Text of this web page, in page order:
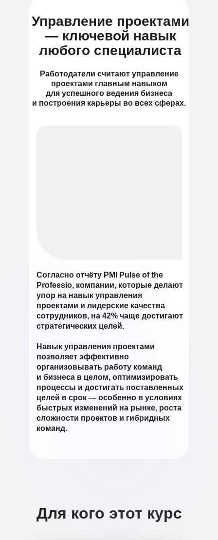
Управление проектами
— ключевой навык
любого специалиста
Работодатели считают управление
проектами главным навыком
для успешного ведения бизнеса
и построения карьеры во всех сферах.
Согласно отчёту PMI Pulse of the
Professio, компании, которые делают
упор на навык управления
проектами и лидерские качества
сотрудников, на 42% чаще достигают
стратегических целей.
Навык управления проектами
позволяет эффективно
организовывать работу команд
и бизнеса в целом, оптимизировать
процессы и достигать поставленных
целей в срок — особенно в условиях
быстрых изменений на рынке, роста
сложности проектов и гибридных
команд.
Для кого этот курс